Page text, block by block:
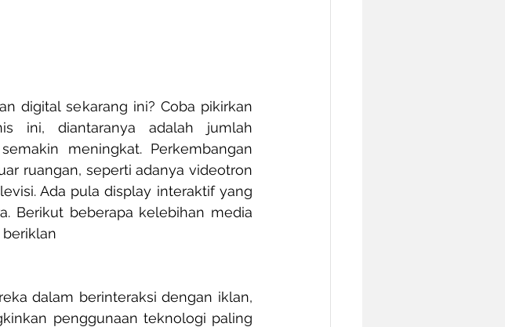
digital sekarang ini? Coba pikirkan
ini, diantaranya adalah jumlah
meningkat. Perkembangan
ruangan, seperti adanya videotron
Ada pula display interaktif yang
Berikut beberapa kelebihan media
dalam berinteraksi dengan iklan,
penggunaan teknologi paling